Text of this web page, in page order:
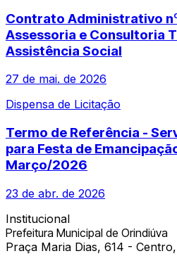
Contrato Administrativo
Assessoria e Consultoria
Assistência Social
27 de mai. de 2026
Dispensa de Licitação
Termo de Referência -
para Festa de
Março/2026
23 de abr. de 2026
Institucional
Prefeitura Municipal de Orindiúva
Praça Maria Dias, 614 -